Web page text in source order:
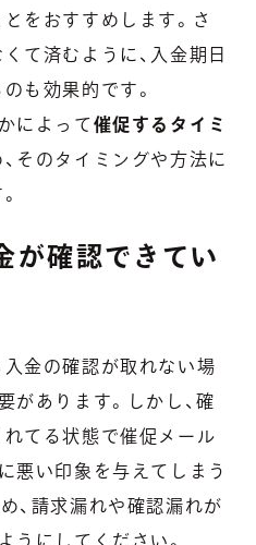
とをおすすめします。さ
て済むように、
入金期日
のも効果的です。
によって催促するタイミ
、そのタイミングや方法に
が確認できてい
金の確認が取れない場
があります。しかし、確
てる状態で催促メール
悪い印象を与えてしまう
、 請求漏れや確認漏れが
ようにしてください。